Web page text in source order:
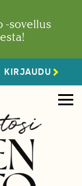
-sovellus
KIRJAUDU